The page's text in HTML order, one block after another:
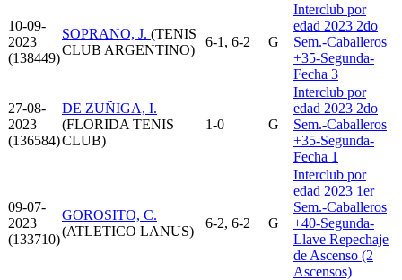
10-09-
2023
(138449)
SOPRANO, J. (TENIS
CLUB ARGENTINO)
6-1, 6-2 G
Interclub por
edad 2023 2do
Sem.-Caballeros
+35-Segunda-
Fecha 3
27-08-
2023
(136584)
DE ZUÑIGA, I.
(FLORIDA TENIS
CLUB)
1-0 G
Interclub por
edad 2023 2do
Sem.-Caballeros
+35-Segunda-
Fecha 1
09-07-
2023
(133710)
GOROSITO, C.
(ATLETICO LANUS)
6-2, 6-2 G
Interclub por
edad 2023 1er
Sem.-Caballeros
+40-Segunda-
Llave Repechaje
de Ascenso (2
Ascensos)